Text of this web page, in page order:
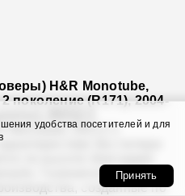
H&R Monotube,
поколение (R171), 2004-
Monotube 29212-1
без потери
по высоте благодаря
Газонаполненные
созданные по
удобства посетителей и для
Принять